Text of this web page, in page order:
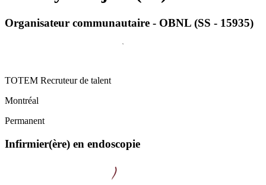
Organisateur communautaire - OBNL (SS - 15935)
TOTEM Recruteur de talent
Montréal
Permanent
Infirmier(ère) en endoscopie